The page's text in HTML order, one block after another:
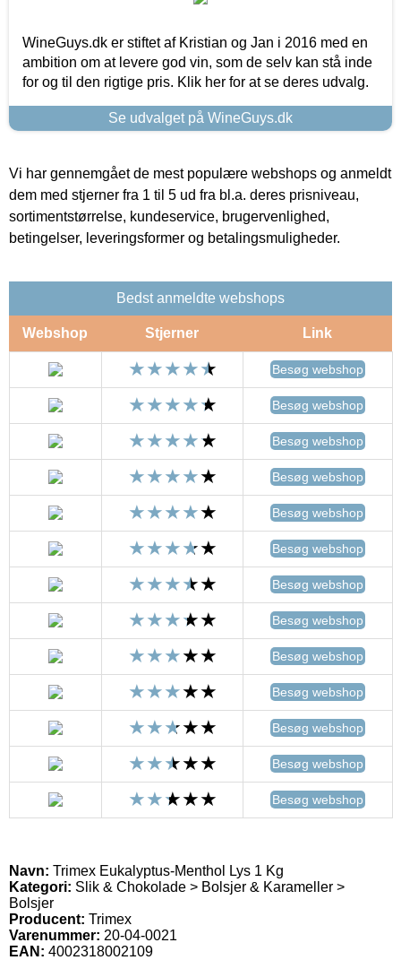
WineGuys.dk er stiftet af Kristian og Jan i 2016 med en
ambition om at levere god vin, som de selv kan stå inde
for og til den rigtige pris. Klik her for at se deres udvalg.
Se udvalget på WineGuys.dk
Vi har gennemgået de mest populære webshops og anmeldt
dem med stjerner fra 1 til 5 ud fra bl.a. deres prisniveau,
sortimentstørrelse, kundeservice, brugervenlighed,
betingelser, leveringsformer og betalingsmuligheder.
Bedst anmeldte webshops
Webshop Stjerner Link
Besøg webshop
Besøg webshop
Besøg webshop
Besøg webshop
Besøg webshop
Besøg webshop
Besøg webshop
Besøg webshop
Besøg webshop
Besøg webshop
Besøg webshop
Besøg webshop
Besøg webshop
Navn: Trimex Eukalyptus-Menthol Lys 1 Kg
Kategori: Slik & Chokolade > Bolsjer & Karameller >
Bolsjer
Producent: Trimex
Varenummer: 20-04-0021
EAN: 4002318002109